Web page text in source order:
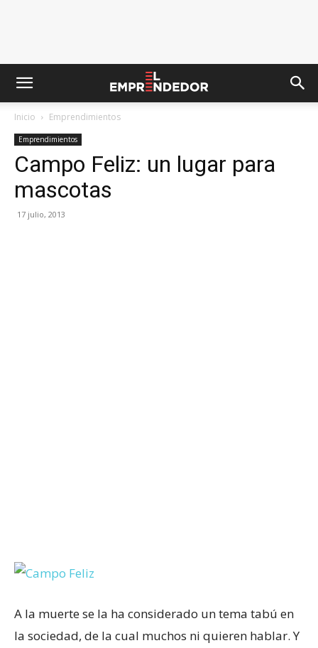
Inicio Emprendimientos
Emprendimientos
Campo Feliz: un lugar para
mascotas
17 julio, 2013
A la muerte se la ha considerado un tema tabú en
la sociedad, de la cual muchos ni quieren hablar. Y